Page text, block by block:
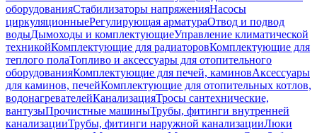
оборудованияСтабилизаторы напряженияНасосы
циркуляционныеРегулирующая арматураОтвод и подвод
водыДымоходы и комплектующиеУправление климатической
техникойКомплектующие для радиаторовКомплектующие для
теплого полаТопливо и аксессуары для отопительного
оборудованияКомплектующие для печей, каминовАксессуары
для каминов, печейКомплектующие для отопительных котлов,
водонагревателейКанализацияТросы сантехнические,
вантузыПрочистные машиныТрубы, фитинги внутренней
канализацииТрубы, фитинги наружной канализацииЛюки